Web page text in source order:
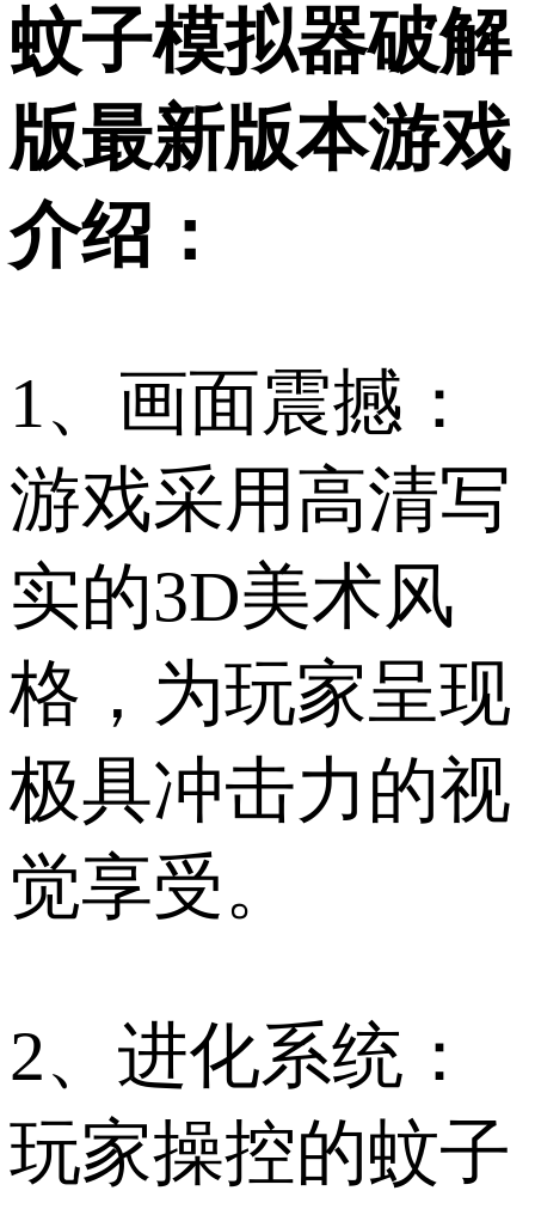
蚊子模拟器破解
版最新版本游戏
介绍：
1、画面震撼：
游戏采用高清写
实的3D美术风
格，为玩家呈现
极具冲击力的视
觉享受。
2、进化系统：
玩家操控的蚊子